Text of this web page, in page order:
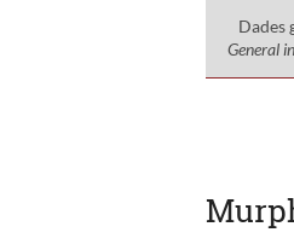
Dades
General